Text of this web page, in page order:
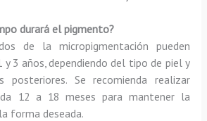
durará el pigmento?
de la micropigmentación pueden
y 3 años, dependiendo del tipo de piel y
posteriores. Se recomienda realizar
12 a 18 meses para mantener la
forma deseada.